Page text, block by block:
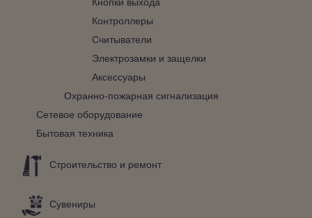
Контроллеры
Считыватели
Электрозамки и защелки
Аксессуары
Охранно-пожарная сигнализация
Сетевое оборудование
Бытовая техника
Строительство и ремонт
Сувениры